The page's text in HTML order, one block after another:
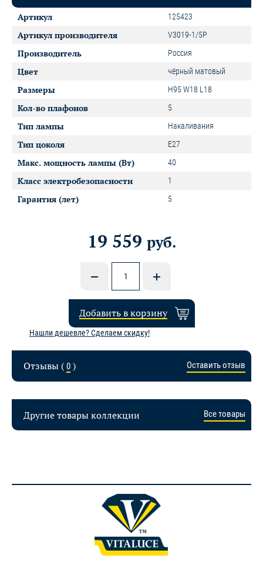
Артикул 125423
Артикул производителя V3019-1/5P
Производитель Россия
Цвет чёрный матовый
Размеры H95 W18 L18
Кол-во плафонов 5
Тип лампы Накаливания
Тип цоколя E27
Макс. мощность лампы (Вт) 40
Класс электробезопасности 1
Гарантия (лет) 5
19 559 руб.
Добавить в корзину
Нашли дешевле? Сделаем скидку!
Отзывы ( 0 ) Оставить отзыв
Другие товары коллекции Все товары